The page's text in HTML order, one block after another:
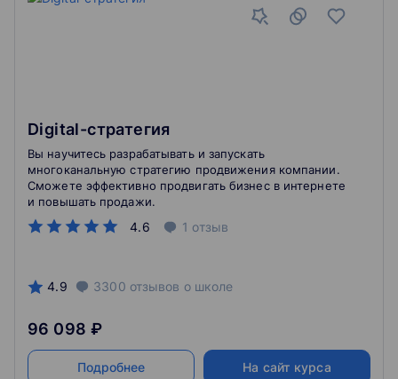
Digital-стратегия
4.6 1 отзыв
Вы научитесь разрабатывать и запускать
многоканальную стратегию продвижения компании.
Сможете эффективно продвигать бизнес в интернете
и повышать продажи.
4.9 3300 отзывов о школе
96 098 ₽
Подробнее На сайт курса